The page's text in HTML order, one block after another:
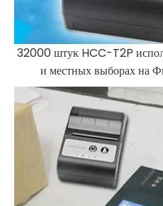
32000 штук HCC-T2P
и местных выборах на